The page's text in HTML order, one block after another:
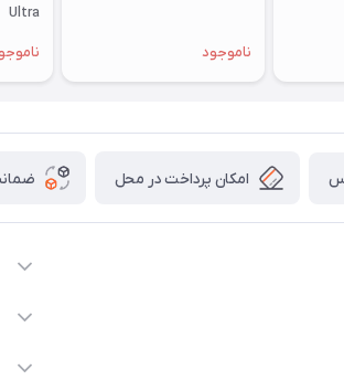
ناموجود
Ultra
امکان پرداخت در محل